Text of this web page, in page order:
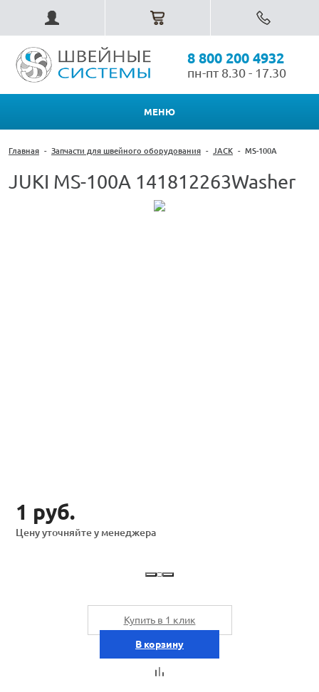
8 800 200 4932
пн-пт 8.30 - 17.30
МЕНЮ
Главная - Запчасти для швейного оборудования - JACK - MS-100A
JUKI MS-100A 141812263Washer
1 руб.
Цену уточняйте у менеджера
Купить в 1 клик
В корзину